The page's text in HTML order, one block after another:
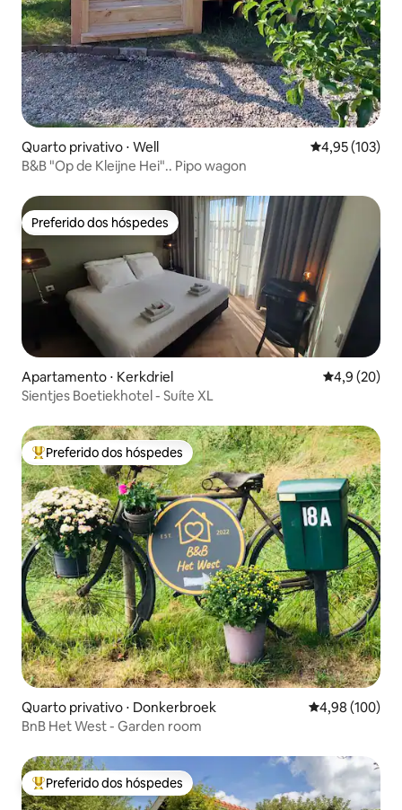
Quarto privativo ⋅ Well 4,95 de uma
4,95 (103)
B&B "Op de Kleijne Hei".. Pipo wagon
Preferido dos hóspedes
Preferido dos hóspedes
Apartamento ⋅ Kerkdriel 4,9 de uma
4,9 (20)
Sientjes Boetiekhotel - Suíte XL
Entre os melhores preferidos dos hóspedes
Preferido dos hóspedes
Quarto privativo ⋅ Donkerbroek 4,98 de uma
4,98 (100)
BnB Het West - Garden room
Entre os melhores preferidos dos hóspedes
Preferido dos hóspedes